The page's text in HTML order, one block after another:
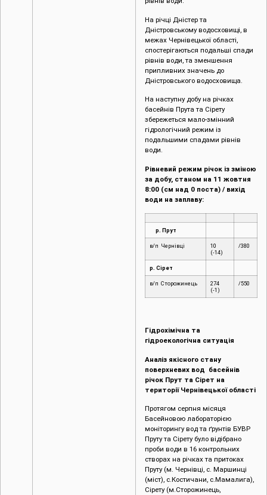
На річці Дністер та
Дністровському водосховищі, в
межах Чернівецької області,
спостерігаються подальші спади
рівнів води, та зменшення
припливних значень до
Дністровського водосховища.
На наступну добу на річках
басейнів Прута та Сірету
збережеться мало-змінний
гідрологічний режим із
подальшими спадами рівнів
води.
Рівневий режим річок із зміною
за добу, станом на 11 жовтня
8:00 (см над 0 поста) / вихід
води на заплаву:
р. Прут
в/п Чернівці
10
(-14)
/380
р. Сірет
в/п Сторожинець
274
(-1)
/550
Гідрохімічна та
гідроекологічна ситуація
Аналіз якісного стану
поверхневих вод басейнів
річок Прут та Сірет на
території Чернівецької області
Протягом серпня місяця
Басейновою лабораторією
моніторингу вод та ґрунтів БУВР
Пруту та Сірету було відібрано
проби води в 16 контрольних
створах на річках та притоках
Пруту (м. Чернівці, с. Маршинці
(міст), с.Костичани, с.Мамалига),
Сірету (м.Сторожинець,